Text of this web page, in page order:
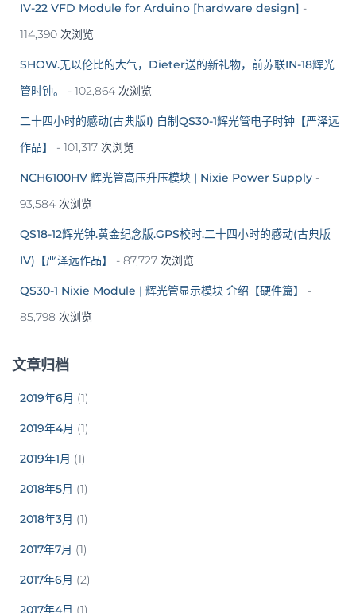
IV-22 VFD Module for Arduino [hardware design] -
114,390 次浏览
SHOW.无以伦比的大气，Dieter送的新礼物，前苏联IN-18辉光
管时钟。
- 102,864 次浏览
二十四小时的感动(古典版I) 自制QS30-1辉光管电子时钟【严泽远
作品】
- 101,317 次浏览
NCH6100HV 辉光管高压升压模块 | Nixie Power Supply -
93,584 次浏览
QS18-12辉光钟.黄金纪念版.GPS校时.二十四小时的感动(古典版
IV)【严泽远作品】
- 87,727 次浏览
QS30-1 Nixie Module | 辉光管显示模块 介绍【硬件篇】
-
85,798 次浏览
文章归档
2019年6月 (1)
2019年4月 (1)
2019年1月 (1)
2018年5月 (1)
2018年3月 (1)
2017年7月 (1)
2017年6月 (2)
2017年4月 (1)